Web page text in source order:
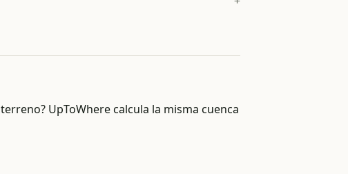
UpToWhere calcula la misma cuenca